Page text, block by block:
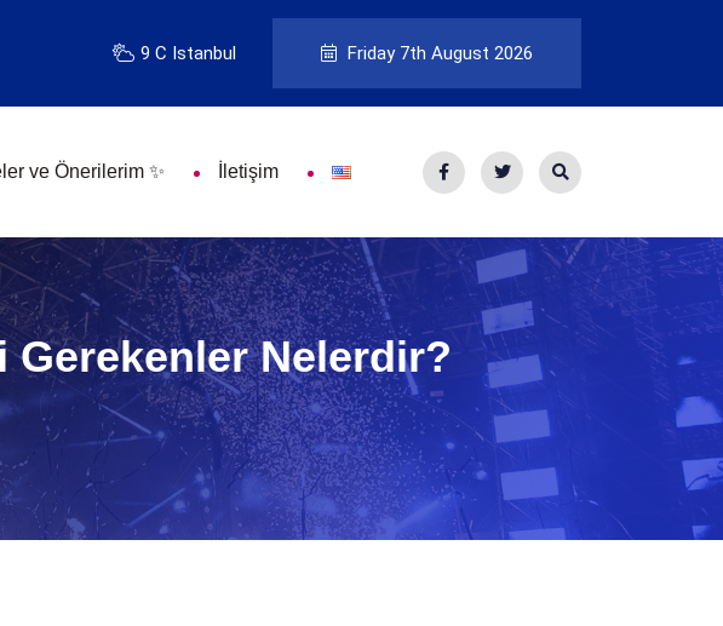
9 C Istanbul Friday 7th August 2026
ve Önerilerim ✨ İletişim
Gerekenler Nelerdir?